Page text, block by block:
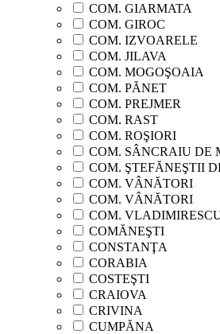
COM. GIARMATA
COM. GIROC
COM. IZVOARELE
COM. JILAVA
COM. MOGOŞOAIA
COM. PĂNET
COM. PREJMER
COM. RAST
COM. ROŞIORI
COM. SÂNCRAIU DE
COM. ŞTEFĂNEŞTII
COM. VÂNĂTORI
COM. VÂNĂTORI
COM.
COMĂNEŞTI
CONSTANŢA
CORABIA
COSTEŞTI
CRAIOVA
CRIVINA
CUMPĂNA